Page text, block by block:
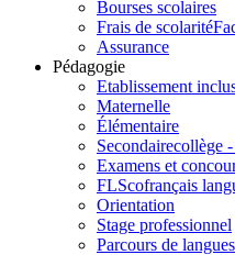
Bourses scolaires
Frais de scolarité
Assurance
Pédagogie
Etablissement
Maternelle
Élémentaire
Secondairecollège
Examens et
FLScofrançais
Orientation
Stage professionnel
Parcours de langues